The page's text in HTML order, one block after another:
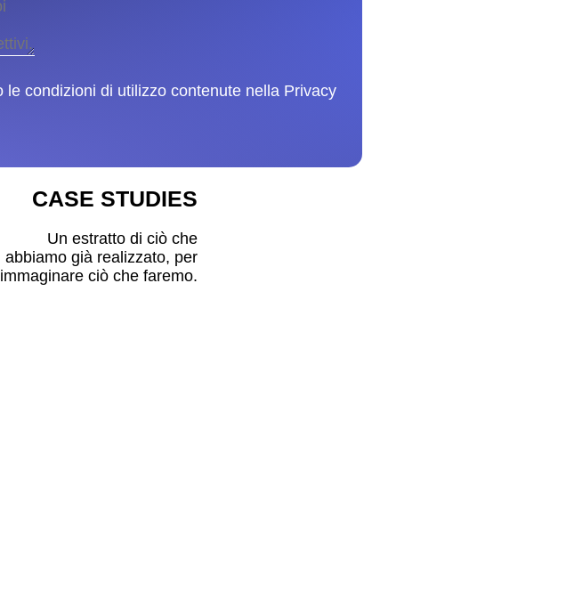
le condizioni di utilizzo contenute nella Privacy
CASE STUDIES
Un estratto di ciò che
abbiamo già realizzato, per
immaginare ciò che faremo.